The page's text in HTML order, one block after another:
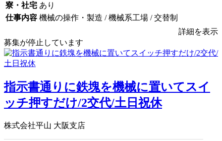
寮・社宅 あり
仕事内容 機械の操作・製造 / 機械系工場 / 交替制
詳細を表示
募集が停止しています
指示書通りに鉄塊を機械に置いてスイ
ッチ押すだけ/2交代/土日祝休
株式会社平山 大阪支店